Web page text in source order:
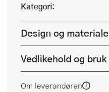
Kategori:
Design og materiale
Vedlikehold og bruk
Om leverandøren